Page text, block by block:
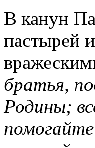
В канун
пастырей
братья,
Родины;